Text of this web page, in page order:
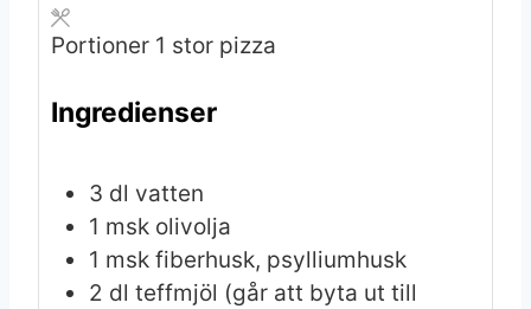
Portioner 1 stor pizza
Ingredienser
3 dl vatten
1 msk olivolja
1 msk fiberhusk, psylliumhusk
2 dl teffmjöl (går att byta ut till